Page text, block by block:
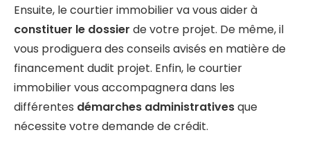
Ensuite, le courtier immobilier va vous aider à
constituer le dossier de votre projet. De même, il
vous prodiguera des conseils avisés en matière de
financement dudit projet. Enfin, le courtier
immobilier vous accompagnera dans les
différentes démarches administrativesque
nécessite votre demande de crédit.